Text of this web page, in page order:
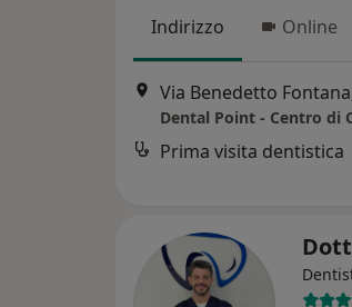
Indirizzo Online
Prima visita dentistica